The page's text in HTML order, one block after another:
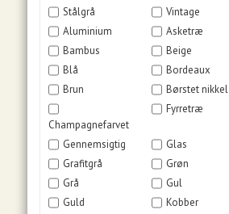
Stålgrå
Vintage
Aluminium
Asketræ
Bambus
Beige
Blå
Bordeaux
Brun
Børstet nikkel
Champagnefarvet
Fyrretræ
Gennemsigtig
Glas
Grafitgrå
Grøn
Grå
Gul
Guld
Kobber